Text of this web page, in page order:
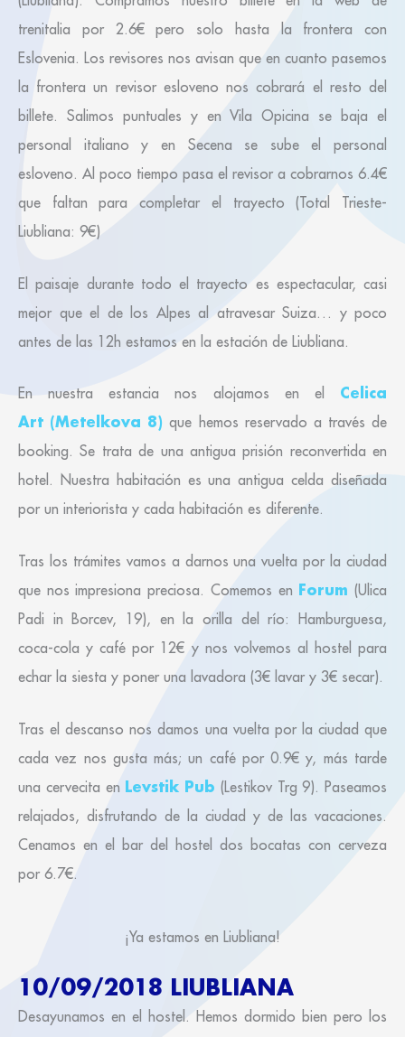
trenitalia por 2.6€ pero solo hasta la frontera con
Eslovenia. Los revisores nos avisan que en cuanto pasemos
la frontera un revisor esloveno nos cobrará el resto del
billete. Salimos puntuales y en Vila Opicina se baja el
personal italiano y en Secena se sube el personal
esloveno. Al poco tiempo pasa el revisor a cobrarnos 6.4€
que faltan para completar el trayecto (Total Trieste-
Liubliana: 9€)
El paisaje durante todo el trayecto es espectacular, casi
mejor que el de los Alpes al atravesar Suiza… y poco
antes de las 12h estamos en la estación de Liubliana.
En nuestra estancia nos alojamos en el Celica
Art (Metelkova 8) que hemos reservado a través de
booking. Se trata de una antigua prisión reconvertida en
hotel. Nuestra habitación es una antigua celda diseñada
por un interiorista y cada habitación es diferente.
Tras los trámites vamos a darnos una vuelta por la ciudad
que nos impresiona preciosa. Comemos en Forum (Ulica
Padi in Borcev, 19), en la orilla del río: Hamburguesa,
coca-cola y café por 12€ y nos volvemos al hostel para
echar la siesta y poner una lavadora (3€ lavar y 3€ secar).
Tras el descanso nos damos una vuelta por la ciudad que
cada vez nos gusta más; un café por 0.9€ y, más tarde
una cervecita en Levstik Pub (Lestikov Trg 9). Paseamos
relajados, disfrutando de la ciudad y de las vacaciones.
Cenamos en el bar del hostel dos bocatas con cerveza
por 6.7€.
¡Ya estamos en Liubliana!
10/09/2018 LIUBLIANA
Desayunamos en el hostel. Hemos dormido bien pero los